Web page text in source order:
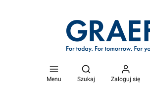
Menu
Otwórz wyszukiwarkę
Szukaj Zaloguj się